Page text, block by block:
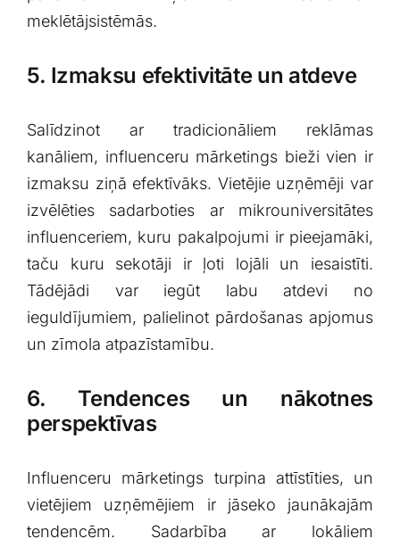
meklētājsistēmās.
5. ⁢Izmaksu‍ efektivitāte un atdeve
Salīdzinot ar ‌tradicionāliem reklāmas
kanāliem,⁣ influenceru mārketings⁢ bieži vien ir⁤
izmaksu ziņā efektīvāks.⁣ Vietējie uzņēmēji var
izvēlēties​ sadarboties ‌ar mikrouniversitātes
influenceriem, kuru pakalpojumi ir pieejamāki,
taču kuru sekotāji⁢ ir ļoti⁢ lojāli un iesaistīti.
Tādējādi var iegūt labu​ atdevi no
ieguldījumiem,‌ palielinot pārdošanas apjomus⁢
un zīmola atpazīstamību.
6. Tendences un nākotnes
perspektīvas
Influenceru mārketings turpina attīstīties, un
vietējiem uzņēmējiem ⁤ir ⁢jāseko ⁣jaunākajām⁣
tendencēm. Sadarbība ar lokāliem